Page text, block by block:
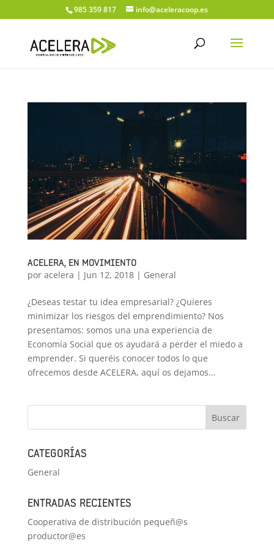
985 359 817 info@aceleracoop.es
ACELERA, EN MOVIMIENTO
por acelera | Jun 12, 2018| General
¿Deseas testar tu idea empresarial? ¿Quieres
minimizar los riesgos del emprendimiento? Nos
presentamos: somos una una experiencia de
Economía Social que os ayudará a perder el miedo a
emprender. Si queréis conocer todos lo que
ofrecemos desde ACELERA, aquí os dejamos...
CATEGORÍAS
General
ENTRADAS RECIENTES
Cooperativa de distribución pequeñ@s
productor@es